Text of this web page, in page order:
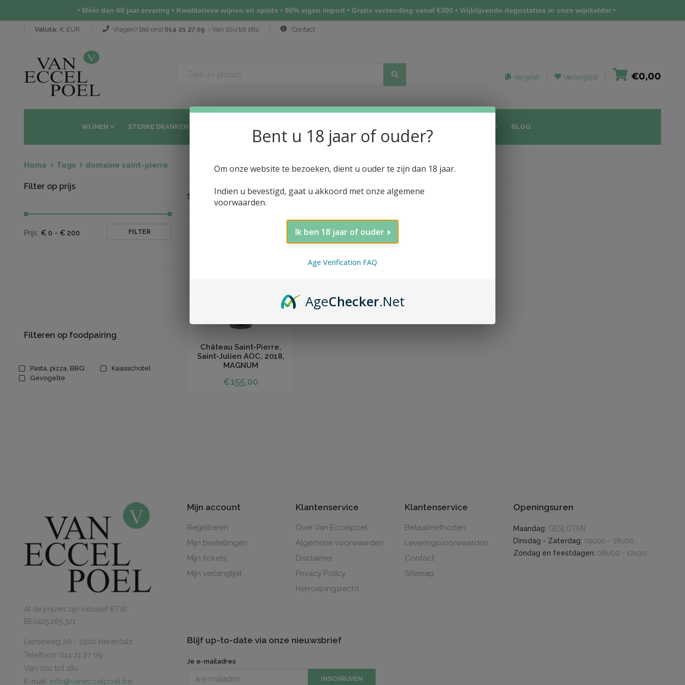
Valuta: € EUR Vragen? Bel ons! 014 21 27 09 - Van 10u tot 18u Contact
Vergelijk Verlanglijst €0,00
WIJNEN STERKE DRANKEN NIEUWSBRIEF BLOG
Home Tags domaine saint-pierre
Sorteren op
Château Saint-Pierre,
Saint-Julien AOC, 2018,
MAGNUM
€155,00
Filter op prijs
Prijs: € 0 - € 200 FILTER
Filteren op foodpairing
Pasta, pizza, BBQ
Kaasschotel
Gevogelte
Al de prijzen zijn inclusief BTW.
BE0425.265.321
Mijn account
Registreren
Mijn bestellingen
Mijn tickets
Mijn verlanglijst
Klantenservice
Over Van Eccelpoel
Algemene voorwaarden
Disclaimer
Privacy Policy
Herroepingsrecht
Klantenservice
Betaalmethoden
Leveringsvoorwaarden
Contact
Sitemap
Openingsuren
Maandag: GESLOTEN
Dinsdag - Zaterdag: 09u00 - 18u00
Zondag en feestdagen: 08u00 - 12u30
Lierseweg 26 - 2200 Herentals
Telefoon: 014 21 27 09
Van 10u tot 18u
E-mail: info@vaneccelpoel.be
Blijf up-to-date via onze nieuwsbrief
Je e-mailadres
INSCHRIJVEN
• Méér dan 60 jaar ervaring • Kwalitatieve wijnen en spirits • 90% eigen import • Gratis verzending vanaf €300 • Vrijblijvende degustaties in onze wijnkelder •
Bent u 18 jaar of ouder?
Om onze website te bezoeken, dient u ouder te zijn dan 18 jaar.
Indien u bevestigd, gaat u akkoord met onze algemene
voorwaarden.
Ik ben 18 jaar of ouder
Age Verification FAQ
AgeChecker.Net